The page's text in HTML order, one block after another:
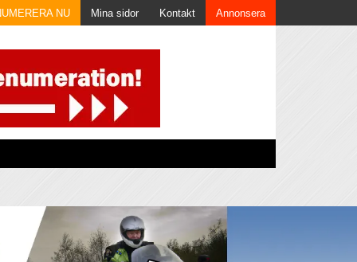
NU Mina sidor Kontakt Annonsera